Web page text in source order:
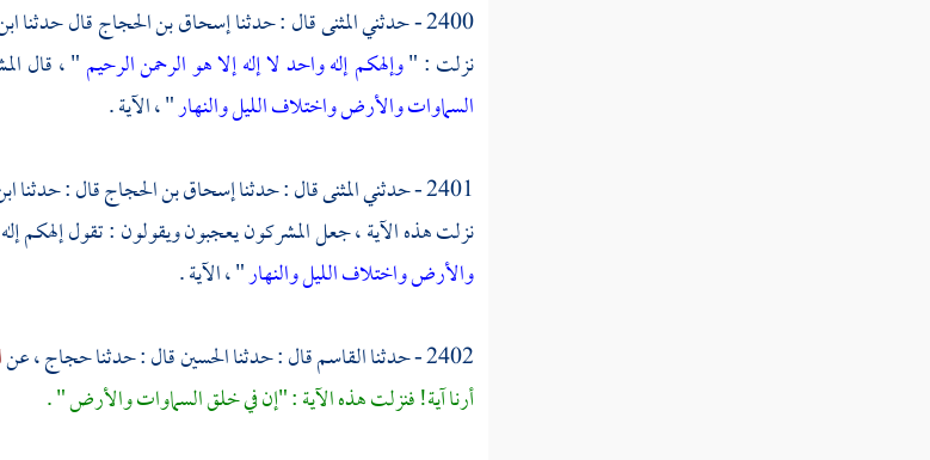
2400 - حدثني
المثنىقال : حدثناإسحاق بن الحجاجقال حدثنا
نزلت : "وإلهكم إله واحد لا إله إلا هو الرحمن الرحيم" ، قال
السماوات والأرض واختلاف الليل والنهار" ، الآية .
2401 - حدثني
المثنىقال : حدثناإسحاق بن الحجاجقال : حدثنا
نزلت هذه الآية ، جعل المشركون يعجبون ويقولون : تقول إلهكم
والأرض واختلاف الليل والنهار" ، الآية .
2402 - حدثنا
القاسمقال : حدثناالحسينقال : حدثناحجاج، عن
أرنا آية! فنزلت هذه الآية : "إن في خلق السماوات والأرض " .